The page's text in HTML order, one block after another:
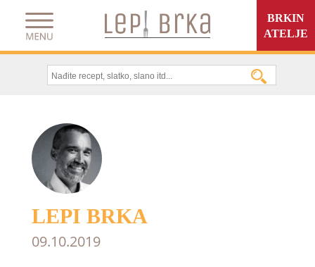
BRKIN
ATELJE
LEPI BRKA
09.10.2019